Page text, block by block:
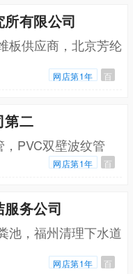
有限公司
板供应商，北京芳纶
网店第1年 百
第二
PVC双壁波纹管
网店第1年 百
务公司
池，福州清理下水道
网店第1年 百